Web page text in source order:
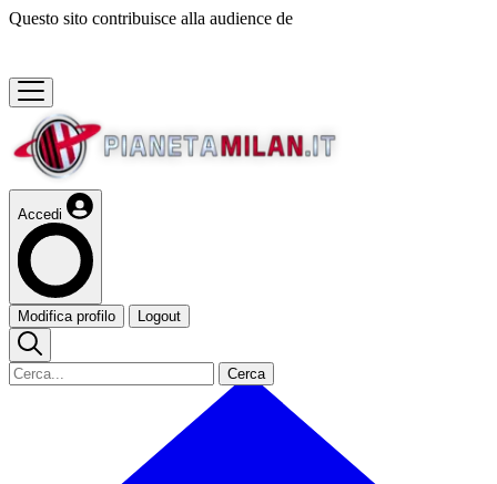
Questo sito contribuisce alla audience de
Accedi
Modifica profilo Logout
Cerca